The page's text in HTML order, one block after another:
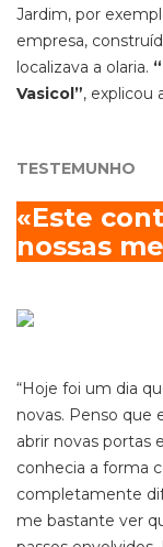
Jardim, por
empresa,
localizava a olaria.
Vasicol”, explicou
TESTEMUNHO
«Este
nossas
“Hoje foi um dia
novas. Penso que
abrir novas portas
conhecia a forma
completamente
me bastante ver